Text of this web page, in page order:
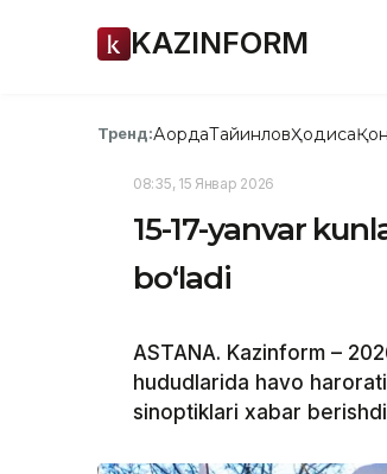
KAZINFORM
Тренд:АқордаТайинловҲодиса
08:35, 15 Январ 2026
15-17-yanvar
boʻladi
ASTANA. Kazinform –
hududlarida havo
sinoptiklari xabar